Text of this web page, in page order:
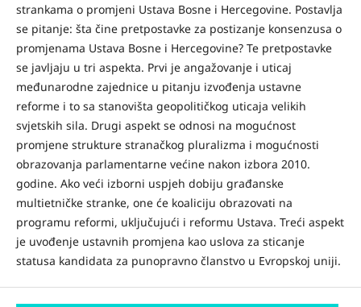
strankama o promjeni Ustava Bosne i Hercegovine. Postavlja
se pitanje: šta čine pretpostavke za postizanje konsenzusa o
promjenama Ustava Bosne i Hercegovine? Te pretpostavke
se javljaju u tri aspekta. Prvi je angažovanje i uticaj
međunarodne zajednice u pitanju izvođenja ustavne
reforme i to sa stanovišta geopolitičkog uticaja velikih
svjetskih sila. Drugi aspekt se odnosi na mogućnost
promjene strukture stranačkog pluralizma i mogućnosti
obrazovanja parlamentarne većine nakon izbora 2010.
godine. Ako veći izborni uspjeh dobiju građanske
multietničke stranke, one će koaliciju obrazovati na
programu reformi, uključujući i reformu Ustava. Treći aspekt
je uvođenje ustavnih promjena kao uslova za sticanje
statusa kandidata za punopravno članstvo u Evropskoj uniji.